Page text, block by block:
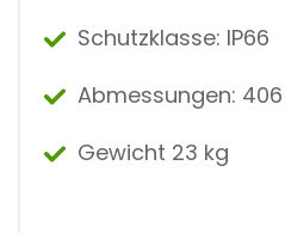
Schutzklasse: IP66
Abmessungen:
Gewicht 23 kg